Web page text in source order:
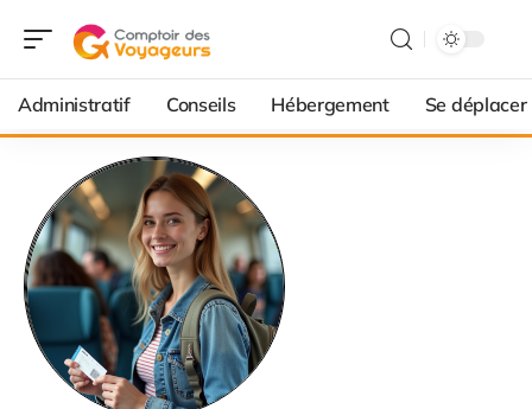
Administratif Conseils Hébergement Se déplacer